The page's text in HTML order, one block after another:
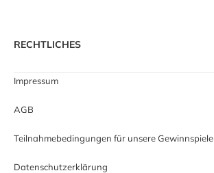
RECHTLICHES
Impressum
AGB
Teilnahmebedingungen für unsere Gewinnspiele
Datenschutzerklärung